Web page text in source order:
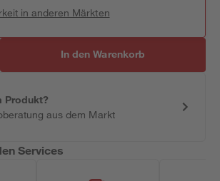
in anderen Märkten
In den Warenkorb
Produkt?
aus dem Markt
Services